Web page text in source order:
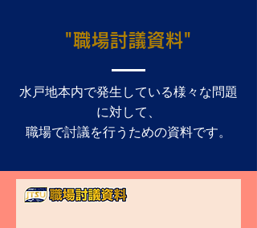
"職場討議資料"
水戸地本内で発生している様々な問題
に対して、
職場で討議を行うための資料です。​